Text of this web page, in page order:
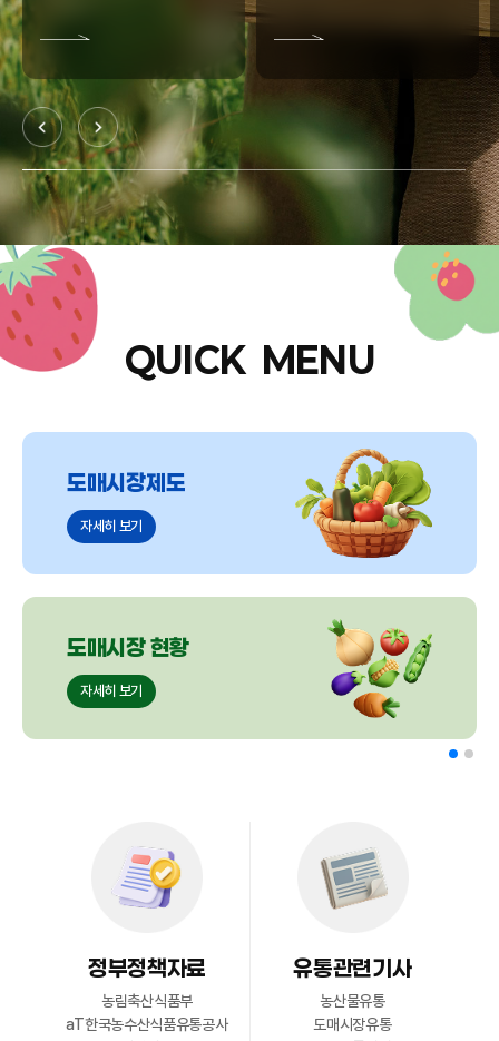
QUICK MENU
도매시장제도
자세히 보기
도매시장 현황
자세히 보기
자세히 보기
회원현황
자세히 보기
정부정책자료
농림축산식품부
aT한국농수산식품유통공사
유통관련기사
농산물유통
도매시장유통